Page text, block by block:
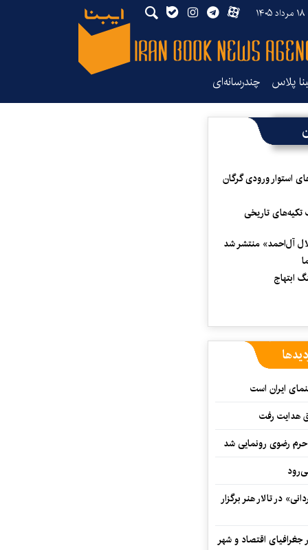
پلاس چندرسانه‌ای
استوار ورودی گرگان
تکیه‌های تاریخی
آل‌احمد» منتشر شد
ابتهاج
ایران است
هدایت رفت
حرم رضوی رونمایی شد
در تالار هنر برگزار
اقتصاد و شهر